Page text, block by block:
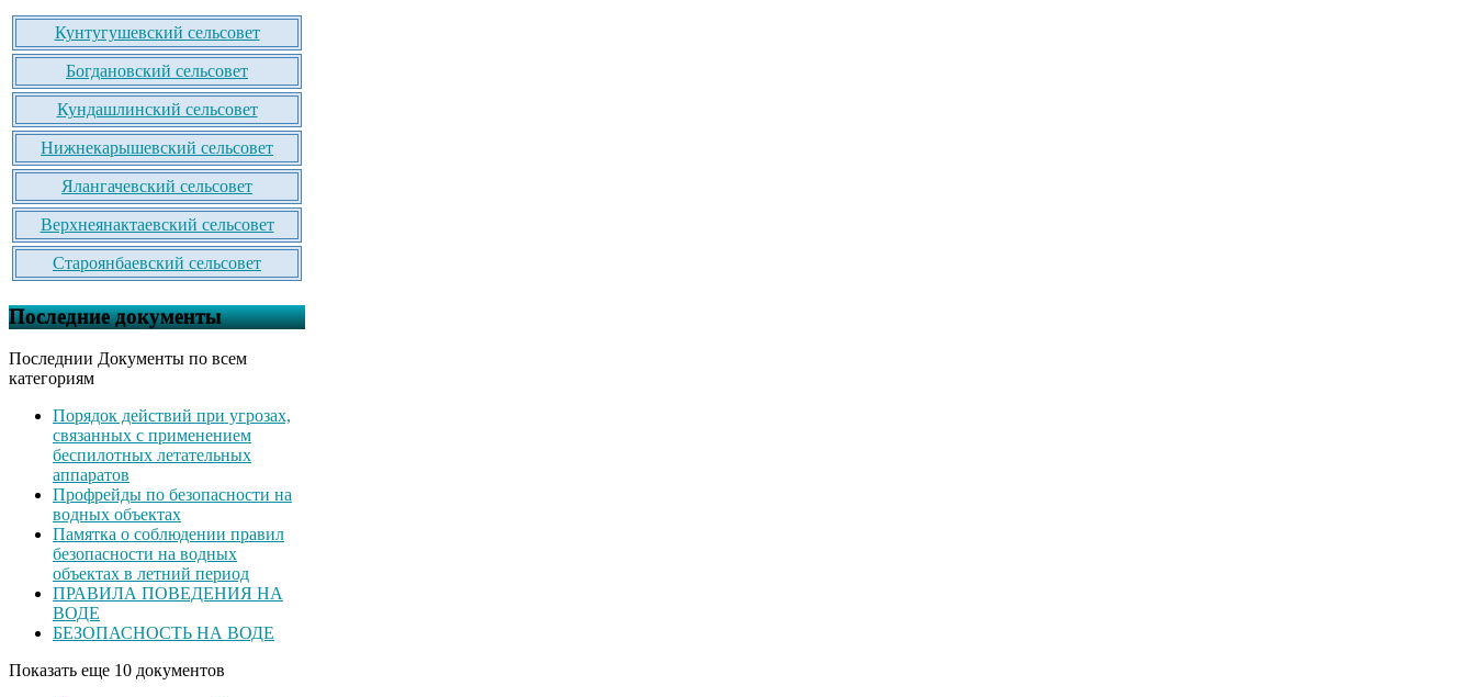
Кунтугушевский сельсовет
Богдановский сельсовет
Кундашлинский сельсовет
Нижнекарышевский сельсовет
Ялангачевский сельсовет
Верхнеянактаевский сельсовет
Староянбаевский сельсовет
Последние документы
Последнии Документы по всем
категориям
Порядок действий при угрозах,
связанных с применением
беспилотных летательных
аппаратов
Профрейды по безопасности на
водных объектах
Памятка о соблюдении правил
безопасности на водных
объектах в летний период
ПРАВИЛА ПОВЕДЕНИЯ НА
ВОДЕ
БЕЗОПАСНОСТЬ НА ВОДЕ
Показать еще 10 документов